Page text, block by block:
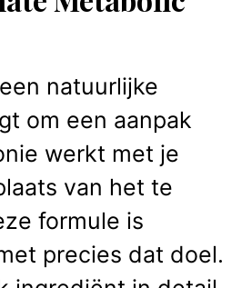
natuurlijke
om een aanpak
werkt met je
van het te
formule is
precies dat doel.